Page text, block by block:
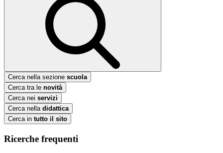
Cerca nella sezione scuola
Cerca tra le novità
Cerca nei servizi
Cerca nella didattica
Cerca in tutto il sito
Ricerche frequenti